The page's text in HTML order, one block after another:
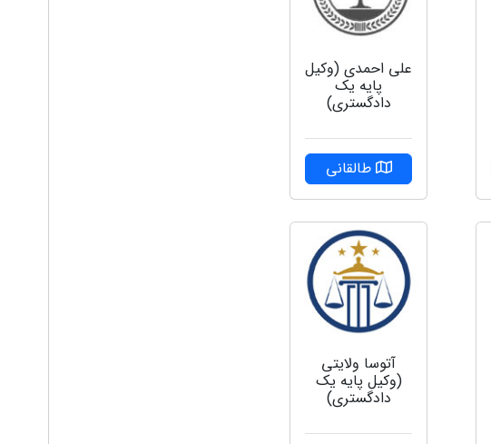
علی احمدی (وکیل
پایه یک
دادگستری)
طالقانی
آتوسا ولایتی
(وکیل پایه یک
دادگستری)